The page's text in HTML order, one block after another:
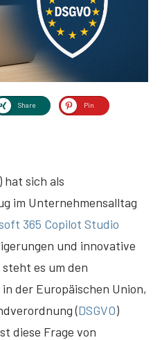
Share Pin
) hat sich als
im Unternehmensalltag
365 Copilot Studio
und innovative
es um den
der Europäischen Union,
(DSGVO)
diese Frage von